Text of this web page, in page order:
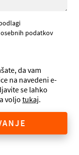
podatkov
da vam
na navedeni e-
se lahko
voljo tukaj.